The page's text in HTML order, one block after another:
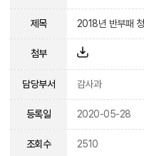
제목 2018년 반부패
첨부
담당부서 감사과
등록일 2020-05-28
조회수 2510